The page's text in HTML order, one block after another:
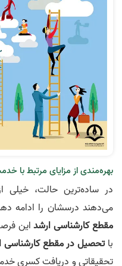
بهره‌مندی از مزایای مرتبط با
در ساده‌ترین حالت،
می‌دهند درسشان را ادامه
مقطع کارشناسی ارشداین
باتحصیل در مقطع کارشناسی
تحقیقاتی و دریافت کسری